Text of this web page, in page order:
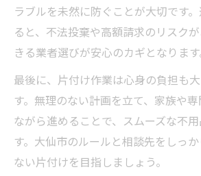
ラブルを未然に防ぐことが大切です
ると、不法投棄や高額請求のリスク
きる業者選びが安心のカギとなります
最後に、片付け作業は心身の負担も
す。無理のない計画を立て、家族や
ながら進めることで、スムーズな不
す。大仙市のルールと相談先をしっ
ない片付けを目指しましょう。